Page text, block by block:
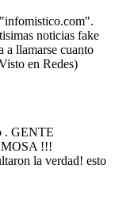
noticias fake
a llamarse cuanto
en Redes)
. GENTE
!!!
la verdad! esto